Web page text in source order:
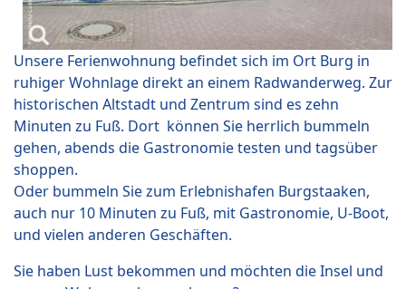
Unsere Ferienwohnung befindet sich im Ort Burg in
ruhiger Wohnlage direkt an einem Radwanderweg. Zur
historischen Altstadt und Zentrum sind es zehn
Minuten zu Fuß. Dort können Sie herrlich bummeln
gehen, abends die Gastronomie testen und tagsüber
shoppen.
Oder bummeln Sie zum Erlebnishafen Burgstaaken,
auch nur 10 Minuten zu Fuß, mit Gastronomie, U-Boot,
und vielen anderen Geschäften.
Sie haben Lust bekommen und möchten die Insel und